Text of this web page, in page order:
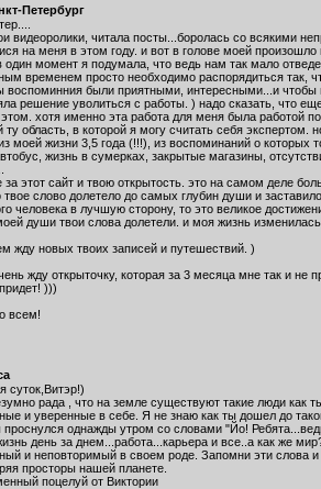
Петербург
видеоролики, читала посты...боролась со всякими
на меня в этом году. и вот в голове моей произошло
один момент я подумала, что ведь нам так мало
временем просто необходимо распорядиться так,
воспоминния были приятными, интересными...и чтобы
решение уволиться с работы. ) надо сказать, что
хотя именно эта работа для меня была работой
ту область, в которой я могу считать себя экспертом.
моей жизни 3,5 года (!!!), из воспоминаний о которых
жизнь в сумерках, закрытые магазины,
за этот сайт и твою открытость. это на самом деле
твое слово долетело до самых глубин души и
человека в лучшую сторону, то это великое
души твои слова долетели. и моя жизнь
жду новых твоих записей и путешествий. )
жду открыточку, которая за 3 месяца мне так и не
)))
всем!
суток,Витэр!)
рада , что на земле существуют такие люди как
и уверенные в себе. Я не знаю как ты дошел до
однажды утром со словами "Йо!
день за днем...работа...карьера и все..а как же
и неповторимый в своем роде. Запомни эти слова и
просторы нашей планете.
поцелуй от Виктории